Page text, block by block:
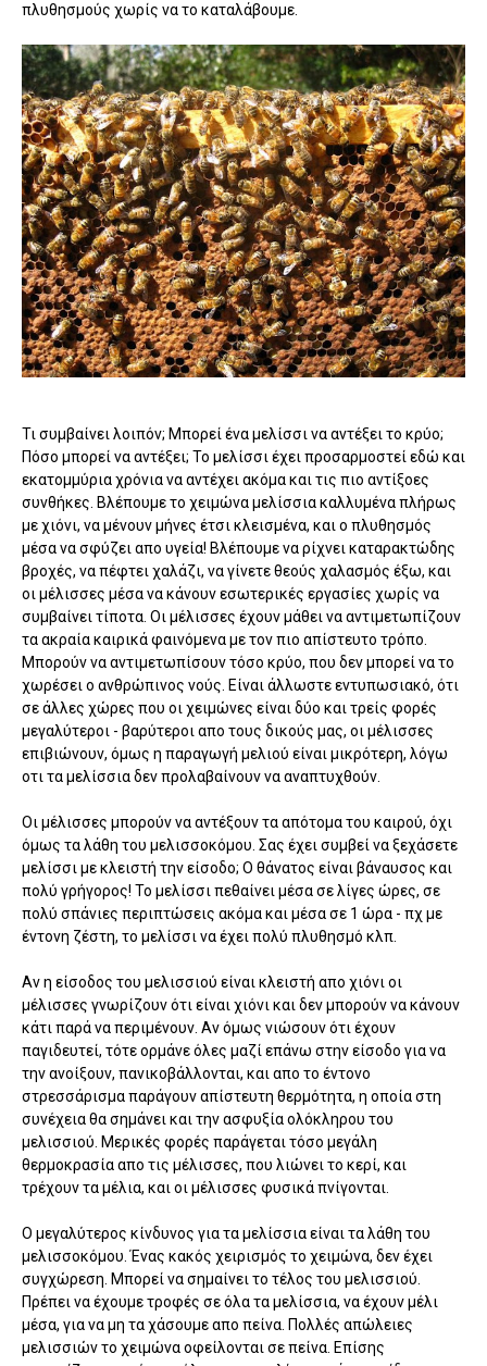
πλυθησμούς χωρίς να το καταλάβουμε.
Τι συμβαίνει λοιπόν; Μπορεί ένα μελίσσι να αντέξει το κρύο;
Πόσο μπορεί να αντέξει; Το μελίσσι έχει προσαρμοστεί εδώ και
εκατομμύρια χρόνια να αντέχει ακόμα και τις πιο αντίξοες
συνθήκες. Βλέπουμε το χειμώνα μελίσσια καλλυμένα πλήρως
με χιόνι, να μένουν μήνες έτσι κλεισμένα, και ο πλυθησμός
μέσα να σφύζει απο υγεία! Βλέπουμε να ρίχνει καταρακτώδης
βροχές, να πέφτει χαλάζι, να γίνετε θεούς χαλασμός έξω, και
οι μέλισσες μέσα να κάνουν εσωτερικές εργασίες χωρίς να
συμβαίνει τίποτα. Οι μέλισσες έχουν μάθει να αντιμετωπίζουν
τα ακραία καιρικά φαινόμενα με τον πιο απίστευτο τρόπο.
Μπορούν να αντιμετωπίσουν τόσο κρύο, που δεν μπορεί να το
χωρέσει ο ανθρώπινος νούς. Είναι άλλωστε εντυπωσιακό, ότι
σε άλλες χώρες που οι χειμώνες είναι δύο και τρείς φορές
μεγαλύτεροι - βαρύτεροι απο τους δικούς μας, οι μέλισσες
επιβιώνουν, όμως η παραγωγή μελιού είναι μικρότερη, λόγω
οτι τα μελίσσια δεν προλαβαίνουν να αναπτυχθούν.
Οι μέλισσες μπορούν να αντέξουν τα απότομα του καιρού, όχι
όμως τα λάθη του μελισσοκόμου. Σας έχει συμβεί να ξεχάσετε
μελίσσι με κλειστή την είσοδο; Ο θάνατος είναι βάναυσος και
πολύ γρήγορος! Το μελίσσι πεθαίνει μέσα σε λίγες ώρες, σε
πολύ σπάνιες περιπτώσεις ακόμα και μέσα σε 1 ώρα - πχ με
έντονη ζέστη, το μελίσσι να έχει πολύ πλυθησμό κλπ.
Αν η είσοδος του μελισσιού είναι κλειστή απο χιόνι οι
μέλισσες γνωρίζουν ότι είναι χιόνι και δεν μπορούν να κάνουν
κάτι παρά να περιμένουν. Αν όμως νιώσουν ότι έχουν
παγιδευτεί, τότε ορμάνε όλες μαζί επάνω στην είσοδο για να
την ανοίξουν, πανικοβάλλονται, και απο το έντονο
στρεσσάρισμα παράγουν απίστευτη θερμότητα, η οποία στη
συνέχεια θα σημάνει και την ασφυξία ολόκληρου του
μελισσιού. Μερικές φορές παράγεται τόσο μεγάλη
θερμοκρασία απο τις μέλισσες, που λιώνει το κερί, και
τρέχουν τα μέλια, και οι μέλισσες φυσικά πνίγονται.
Ο μεγαλύτερος κίνδυνος για τα μελίσσια είναι τα λάθη του
μελισσοκόμου. Ένας κακός χειρισμός το χειμώνα, δεν έχει
συγχώρεση. Μπορεί να σημαίνει το τέλος του μελισσιού.
Πρέπει να έχουμε τροφές σε όλα τα μελίσσια, να έχουν μέλι
μέσα, για να μη τα χάσουμε απο πείνα. Πολλές απώλειες
μελισσιών το χειμώνα οφείλονται σε πείνα. Επίσης